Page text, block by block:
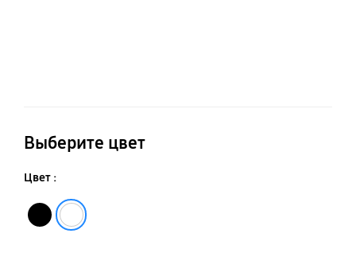
Выберите цвет
Цвет :